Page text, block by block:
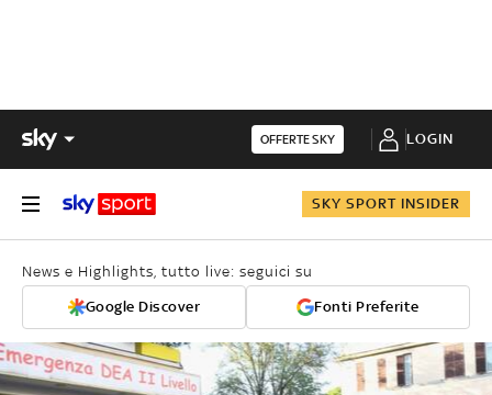
OFFERTE SKY LOGIN
SKY SPORT INSIDER
News e Highlights, tutto live: seguici su
Google Discover Fonti Preferite